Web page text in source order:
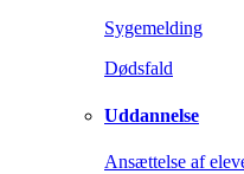
Sygemelding
Dødsfald
Uddannelse
Ansættelse af